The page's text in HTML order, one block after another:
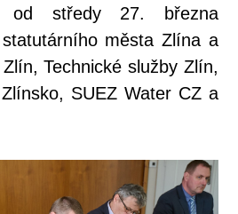
od středy 27. března
města Zlína a
Technické služby Zlín,
SUEZ Water CZ a